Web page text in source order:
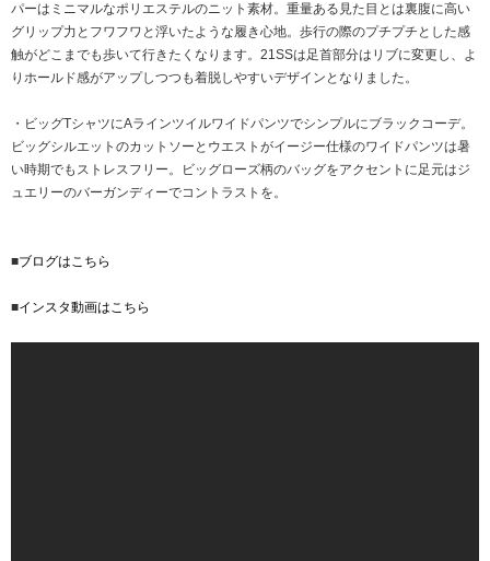
パーはミニマルなポリエステルのニット素材。重量ある見た目とは裏腹に高い
グリップ力とフワフワと浮いたような履き心地。歩行の際のプチプチとした感
触がどこまでも歩いて行きたくなります。21SSは足首部分はリブに変更し、よ
りホールド感がアップしつつも着脱しやすいデザインとなりました。
・ビッグTシャツにAラインツイルワイドパンツでシンプルにブラックコーデ。
ビッグシルエットのカットソーとウエストがイージー仕様のワイドパンツは暑
い時期でもストレスフリー。ビッグローズ柄のバッグをアクセントに足元はジ
ュエリーのバーガンディーでコントラストを。
■ブログはこちら
■インスタ動画はこちら